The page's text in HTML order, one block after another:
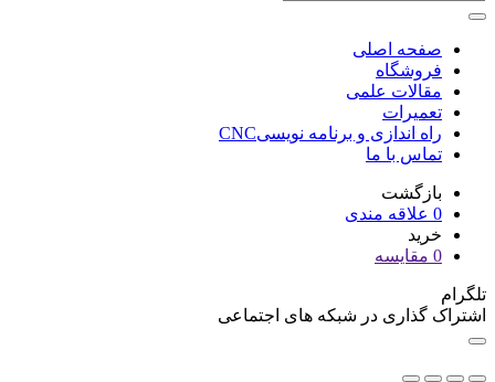
صفحه اصلی
فروشگاه
مقالات علمی
تعمیرات
راه اندازی و برنامه نویسیCNC
تماس با ما
بازگشت
0 علاقه مندی
خرید
0 مقایسه
تلگرام
اشتراک گذاری در شبکه های اجتماعی